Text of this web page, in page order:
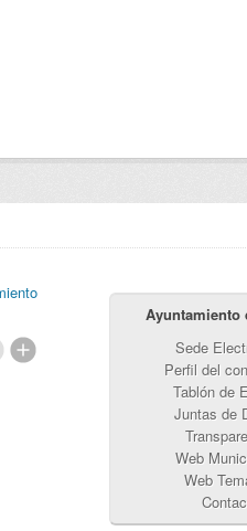
Ayuntamiento
Sede
Perfil del
Tablón de
Juntas de
Web
Web